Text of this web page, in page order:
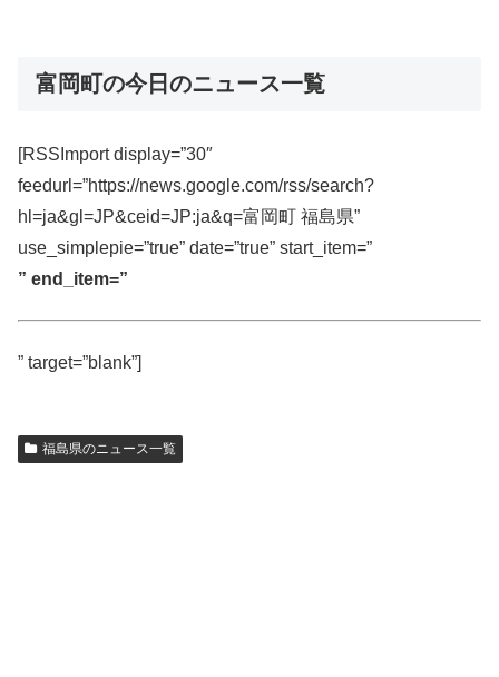
富岡町の今日のニュース一覧
[RSSImport display=”30″
feedurl=”https://news.google.com/rss/search?
hl=ja&gl=JP&ceid=JP:ja&q=富岡町 福島県”
use_simplepie=”true” date=”true” start_item=”
” end_item=”
” target=”blank”]
福島県のニュース一覧